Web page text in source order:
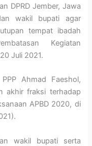
DPRD Jember, Jawa
wakil bupati agar
tempat ibadah
Kegiatan
Juli 2021.
Ahmad Faeshol,
akhir fraksi terhadap
APBD 2020, di
wakil bupati serta